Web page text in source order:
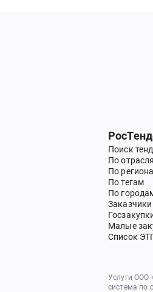
Поиск
По
По
По тегам
По
Заказчики
Малые
Список
Услуги ООО
система по